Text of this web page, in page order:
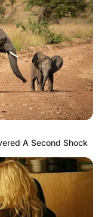
A Second Shock